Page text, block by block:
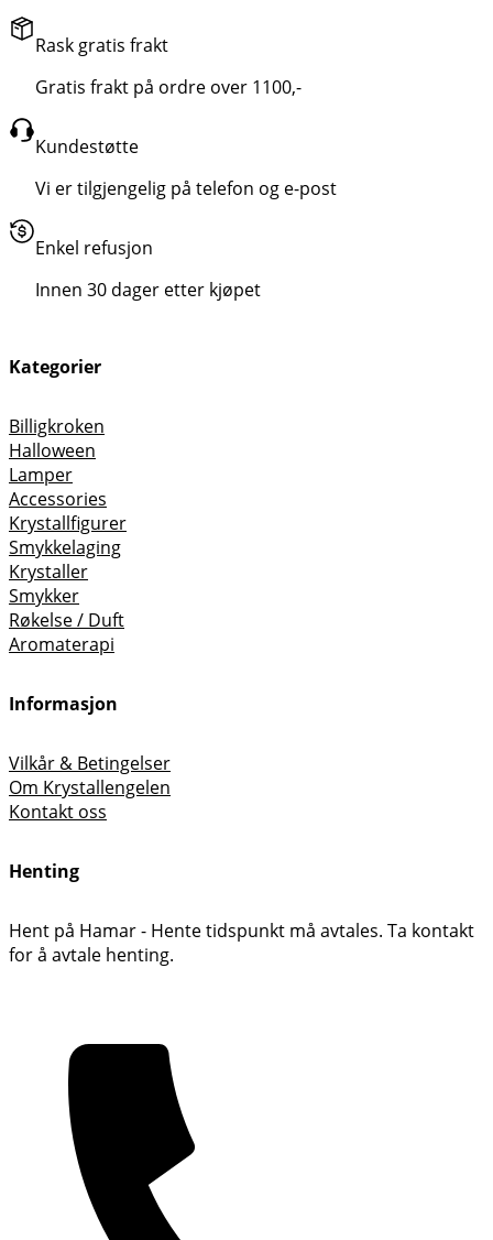
Rask gratis frakt
Gratis frakt på ordre over 1100,-
Kundestøtte
Vi er tilgjengelig på telefon og e-post
Enkel refusjon
Innen 30 dager etter kjøpet
Kategorier
Billigkroken
Halloween
Lamper
Accessories
Krystallfigurer
Smykkelaging
Krystaller
Smykker
Røkelse / Duft
Aromaterapi
Informasjon
Vilkår & Betingelser
Om Krystallengelen
Kontakt oss
Henting
Hent på Hamar - Hente tidspunkt må avtales. Ta kontakt
for å avtale henting.